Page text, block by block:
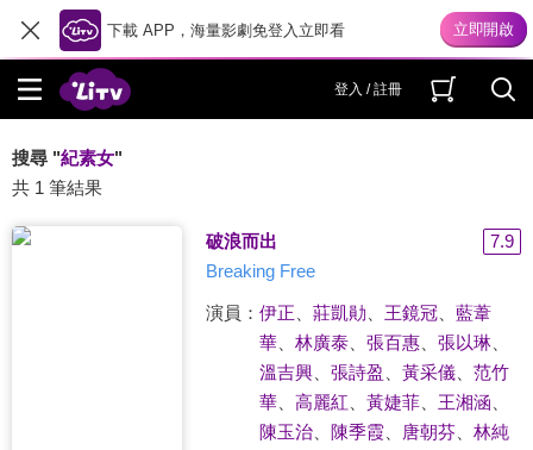
下載 APP，海量影劇免登入立即看
登入 / 註冊
搜尋 "紀素女"
共 1 筆結果
破浪而出
7.9
Breaking Free
演員： 伊正 莊凱勛 王鏡冠、 藍葦
華、 林廣泰、 張百惠、 張以琳、
溫吉興、 張詩盈 黃采儀、 范竹
華、 高麗紅 黃婕菲、 王湘涵
陳玉治、 陳季霞、 唐朝芬、 林純